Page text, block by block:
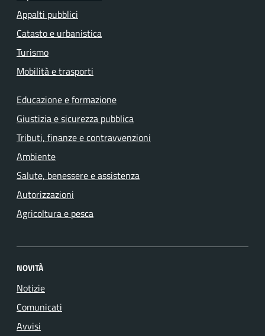
Appalti pubblici
Catasto e urbanistica
Turismo
Mobilità e trasporti
Educazione e formazione
Giustizia e sicurezza pubblica
Tributi, finanze e contravvenzioni
Ambiente
Salute, benessere e assistenza
Autorizzazioni
Agricoltura e pesca
NOVITÀ
Notizie
Comunicati
Avvisi